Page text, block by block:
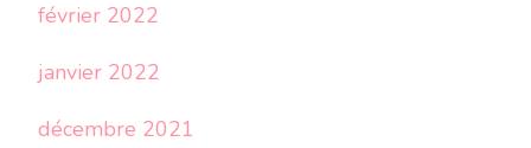
février 2022
janvier 2022
décembre 2021